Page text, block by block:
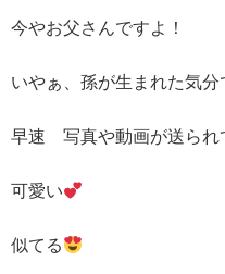
今やお父さんですよ！
いやぁ、孫が生まれた気分
早速 写真や動画が送られ
可愛い
似てる